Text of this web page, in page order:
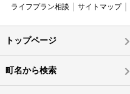
ライフプラン相談
サイトマップ
トップページ
町名から検索